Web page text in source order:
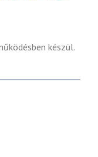
készül.